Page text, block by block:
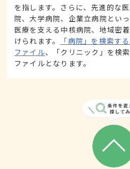
を指します。さらに、先進的な
院、大学病院、企業立病院とい
医療を支える中核病院、地域密
けられます。
「病院」を検索す
ファイル、「クリニック」を検
ファイルとなります。